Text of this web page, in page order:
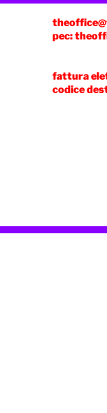
pec:
fattura
codice